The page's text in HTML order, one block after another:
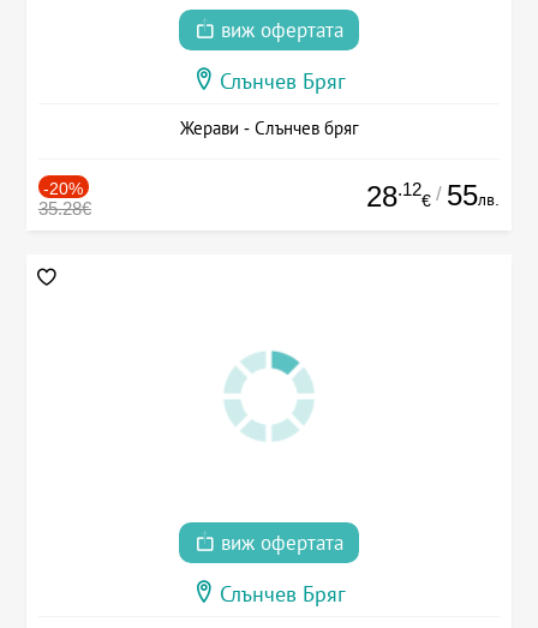
виж офертата
Слънчев Бряг
Жерави - Слънчев бряг
-20%
35.28€ 28.12
€ / 55лв.
виж офертата
Слънчев Бряг